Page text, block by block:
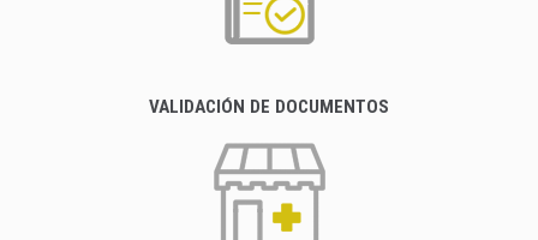
VALIDACIÓN DE DOCUMENTOS